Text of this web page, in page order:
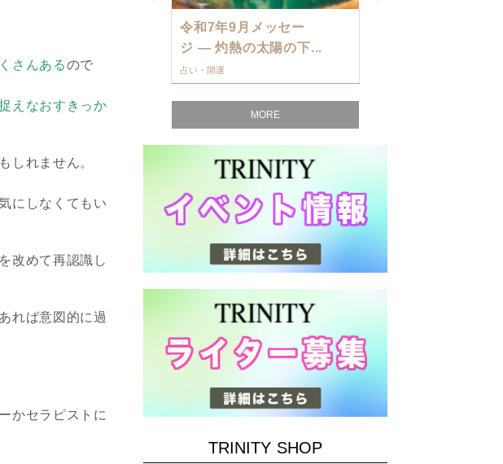
さんあるので
えなおすきっか
しれません。
にしなくてもい
改めて再認識し
れば意図的に過
かセラピストに
令和7年9月メッセー
ジ — 灼熱の太陽の下...
占い・開運
MORE
TRINITY SHOP